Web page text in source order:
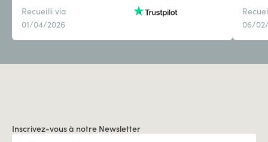
Recueilli via
01/04/2026
06/
Inscrivez-vous à notre Newsletter